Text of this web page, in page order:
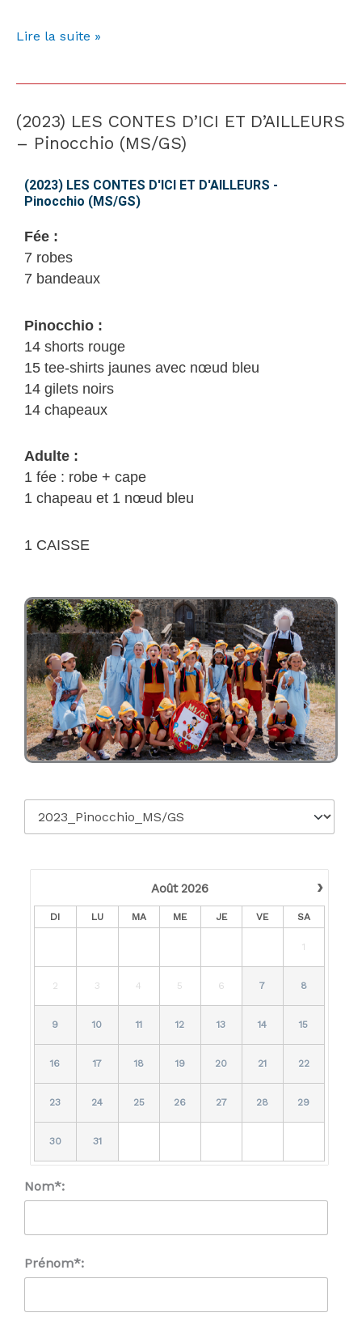
Lire la suite »
(2023) LES CONTES D’ICI ET D’AILLEURS
– Pinocchio (MS/GS)
(2023) LES CONTES D'ICI ET D'AILLEURS -
Pinocchio (MS/GS)
Fée :
7 robes
7 bandeaux
Pinocchio :
14 shorts rouge
15 tee-shirts jaunes avec nœud bleu
14 gilets noirs
14 chapeaux
Adulte :
1 fée : robe + cape
1 chapeau et 1 nœud bleu
1 CAISSE
›
Août 2026
DI LU MA ME JE VE SA
1
2 3 4 5 6 7 8
9 10 11 12 13 14 15
16 17 18 19 20 21 22
23 24 25 26 27 28 29
30 31
Nom*:
Prénom*:
(2023)
LES
D’ICI
ET
Pinocchio
(MS/GS)